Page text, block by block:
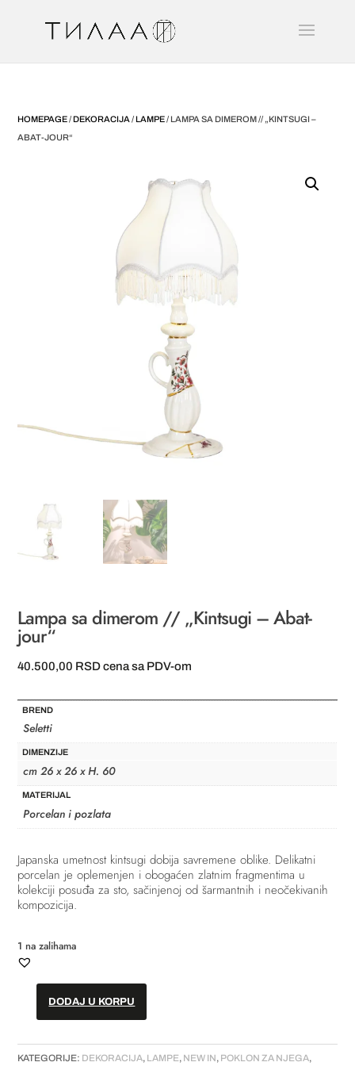
HOMEPAGE/DEKORACIJA /LAMPE/ LAMPA SA DIMEROM // „KINTSUGI –
ABAT-JOUR“
Lampa sa dimerom // „Kintsugi – Abat-
jour“
40.500,00 RSD cena sa PDV-om
BREND
Seletti
DIMENZIJE
cm 26 x 26 x H. 60
MATERIJAL
Porcelan i pozlata
Japanska umetnost kintsugi dobija savremene oblike. Delikatni
porcelan je oplemenjen i obogaćen zlatnim fragmentima u
kolekciji posuđa za sto, sačinjenoj od šarmantnih i neočekivanih
kompozicija.
1 na zalihama
Lampa
dimerom
DODAJ U KORPU
KATEGORIJE: DEKORACIJA, LAMPE, NEW IN, POKLON ZA NJEGA,